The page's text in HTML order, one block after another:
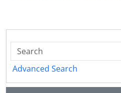
Advanced Search